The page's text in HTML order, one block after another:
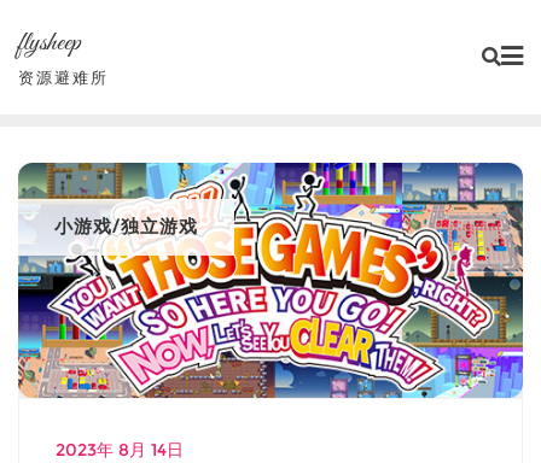
content
flysheep
资源避难所
小游戏/独立游戏
2023年 8月 14日